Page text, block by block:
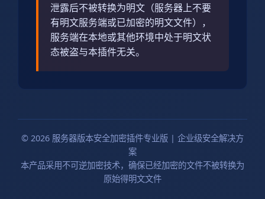
泄露后不被转换为明文（服务器上不要
有明文服务端或已加密的明文文件），
服务端在本地或其他环境中处于明文状
态被盗与本插件无关。
© 2026 服务器版本安全加密插件专业版 | 企业级安全解决方
案
本产品采用不可逆加密技术，确保已经加密的文件不被转换为
原始得明文文件